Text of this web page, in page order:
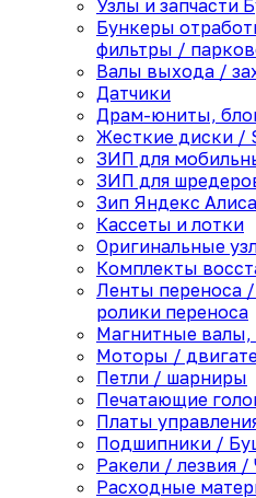
Узлы и запчасти
Бункеры
фильтры /
Валы выхода /
Датчики
Драм-юниты,
Жесткие диски /
ЗИП для
ЗИП для
Зип Яндекс
Кассеты и лотки
Оригинальные
Комплекты
Ленты переноса
ролики переноса
Магнитные валы,
Моторы /
Петли / шарниры
Печатающие
Платы
Подшипники /
Ракели / лезвия
Расходные